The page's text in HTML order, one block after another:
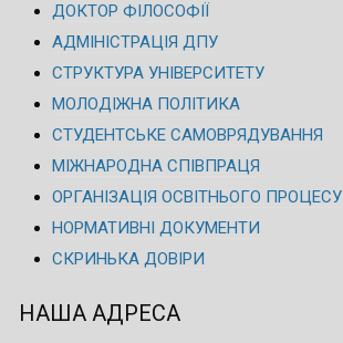
ДОКТОР ФІЛОСОФІЇ
АДМІНІСТРАЦІЯ ДПУ
СТРУКТУРА УНІВЕРСИТЕТУ
МОЛОДІЖНА ПОЛІТИКА
СТУДЕНТСЬКЕ САМОВРЯДУВАННЯ
МІЖНАРОДНА СПІВПРАЦЯ
ОРГАНІЗАЦІЯ ОСВІТНЬОГО ПРОЦЕСУ
НОРМАТИВНІ ДОКУМЕНТИ
СКРИНЬКА ДОВІРИ
НАША АДРЕСА